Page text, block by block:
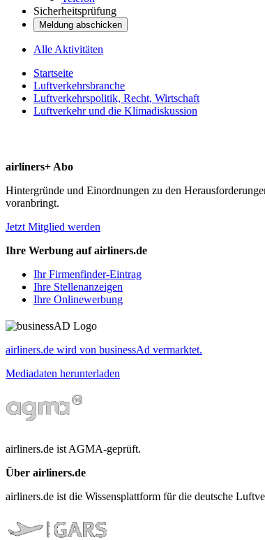
Sicherheitsprüfung
Meldung abschicken
Alle Aktivitäten
Startseite
Luftverkehrsbranche
Luftverkehrspolitik, Recht, Wirtschaft
Luftverkehr und die Klimadiskussion
airliners+ Abo
Hintergründe und Einordnungen zu den
voranbringt.
Jetzt Mitglied werden
Ihre Werbung auf airliners.de
Ihr Firmenfinder-Eintrag
Ihre Stellenanzeigen
Ihre Onlinewerbung
airliners.de wird von businessAd vermarktet.
Mediadaten herunterladen
airliners.de ist AGMA-geprüft.
Über airliners.de
airliners.de ist die Wissensplattform für die deutsche